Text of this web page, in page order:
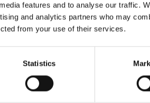
features and to analyse our traffic.
and analytics partners who may
from your use of their services.
Statistics